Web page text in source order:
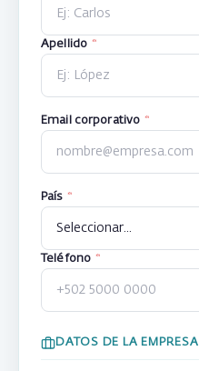
Apellido *
Email corporativo *
País *
Teléfono *
DATOS DE LA EMPRESA